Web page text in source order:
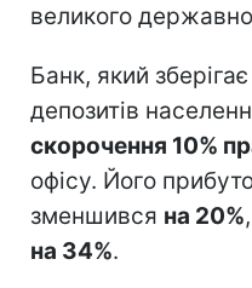
великого
Банк, який
депозитів
скорочення 10%
офісу. Його
зменшився на 20%
на 34%.